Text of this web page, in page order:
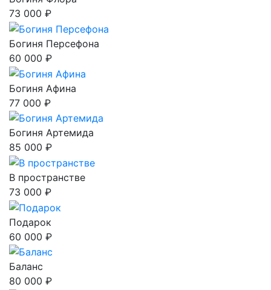
73 000 ₽
Богиня Персефона
60 000 ₽
Богиня Афина
77 000 ₽
Богиня Артемида
85 000 ₽
В пространстве
73 000 ₽
Подарок
60 000 ₽
Баланс
80 000 ₽